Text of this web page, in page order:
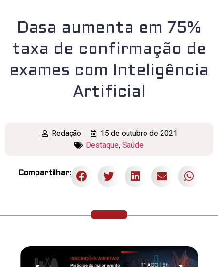
Dasa aumenta em 75%
taxa de confirmação de
exames com Inteligência
Artificial
Redação
15 de outubro de 2021
Destaque, Saúde
Compartilhar: